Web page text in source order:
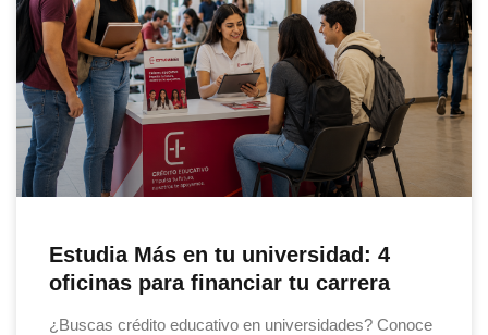
Estudia Más en tu universidad: 4
oficinas para financiar tu carrera
¿Buscas crédito educativo en universidades? Conoce